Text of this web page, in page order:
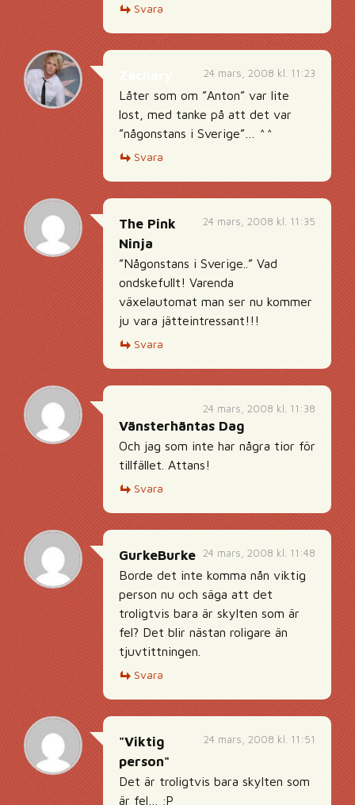
Svara
24 mars, 2008 kl. 11:23
Låter som om ”Anton” var lite
lost, med tanke på att det var
”någonstans i Sverige”… ^^
Svara
24 mars, 2008 kl. 11:35
The Pink
Ninja
”Någonstans i Sverige..” Vad
ondskefullt! Varenda
växelautomat man ser nu kommer
ju vara jätteintressant!!!
Svara
24 mars, 2008 kl. 11:38
Vänsterhäntas Dag
Och jag som inte har några tior för
tillfället. Attans!
Svara
24 mars, 2008 kl. 11:48
GurkeBurke
Borde det inte komma nån viktig
person nu och säga att det
troligtvis bara är skylten som är
fel? Det blir nästan roligare än
tjuvtittningen.
Svara
24 mars, 2008 kl. 11:51
"Viktig
person"
Det är troligtvis bara skylten som
är fel… ;P